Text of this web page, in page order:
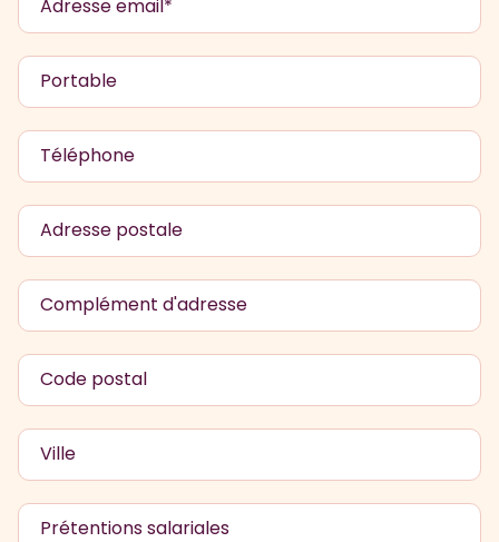
Adresse email*
Portable
Téléphone
Adresse postale
Complément d'adresse
Code postal
Ville
Prétentions salariales